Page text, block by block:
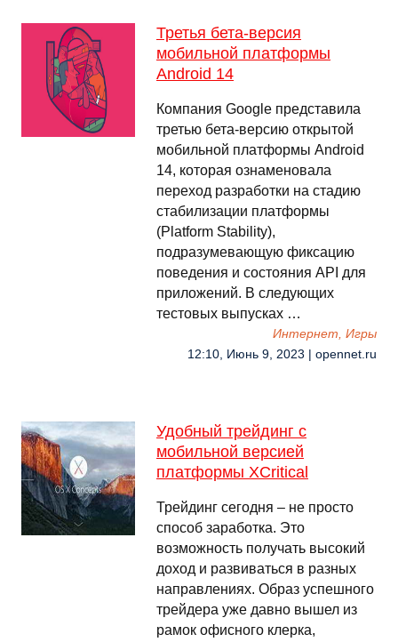
Третья бета-версия
мобильной платформы
Android 14
Компания Google представила
третью бета-версию открытой
мобильной платформы Android
14, которая ознаменовала
переход разработки на стадию
стабилизации платформы
(Platform Stability),
подразумевающую фиксацию
поведения и состояния API для
приложений. В следующих
тестовых выпусках …
Интернет, Игры
12:10, Июнь 9, 2023 | opennet.ru
Удобный трейдинг с
мобильной версией
платформы XCritical
Трейдинг сегодня – не просто
способ заработка. Это
возможность получать высокий
доход и развиваться в разных
направлениях. Образ успешного
трейдера уже давно вышел из
рамок офисного клерка,